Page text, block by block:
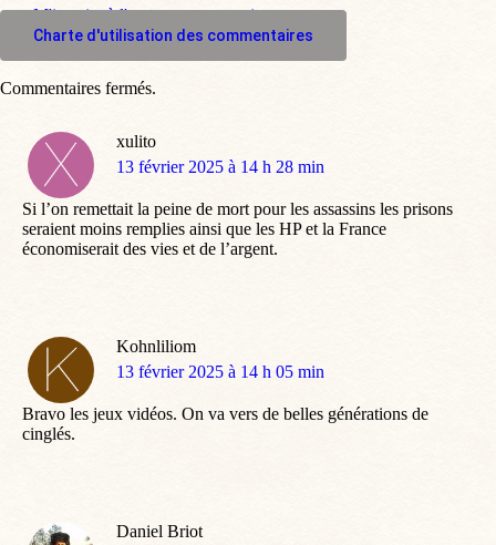
M'inscrire à l'espace commentaire
Charte d'utilisation des commentaires
xulito
dit
13 février 2025 à 14 h 28 min
Si l’on remettait la peine de mort pour les assassins les prisons
seraient moins remplies ainsi que les HP et la France
économiserait des vies et de l’argent.
Kohnliliom
dit
13 février 2025 à 14 h 05 min
Bravo les jeux vidéos. On va vers de belles générations de
cinglés.
Daniel Briot
Commentaires fermés.